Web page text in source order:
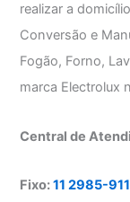
realizar a
Conversão e
Fogão, Forno,
marca Electrolux
Central de
Fixo:11 2985-